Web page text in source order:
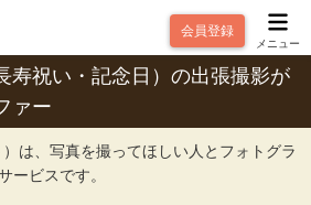
会員登録
メニュー
寿祝い・記念日）の出張撮影が
ァー
は、写真を撮ってほしい人とフォトグラ
ービスです。